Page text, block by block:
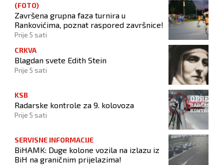
(FOTO)
Završena grupna faza turnira u
Rankovićima, poznat raspored završnice!
Prije 5 sati
CRKVA
Blagdan svete Edith Stein
Prije 5 sati
KSB
Radarske kontrole za 9. kolovoza
Prije 5 sati
SERVISNE INFORMACIJE
BiHAMK: Duge kolone vozila na izlazu iz
BiH na graničnim prijelazima!